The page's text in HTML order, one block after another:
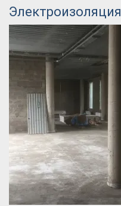
Электроизоляция